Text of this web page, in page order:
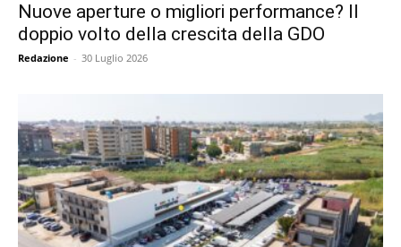
Nuove aperture o migliori performance? Il
doppio volto della crescita della GDO
Redazione - 30 Luglio 2026